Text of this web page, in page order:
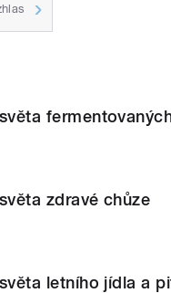
zdravé chůze
letního jídla a